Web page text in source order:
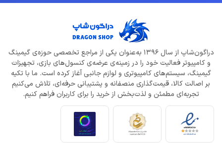
دراگون‌شاپ از سال 1396 به‌عنوان یکی از مراجع تخصصی حوزه‌ی گیمینگ
و کامپیوتر فعالیت خود را در زمینه‌ی عرضه‌ی کنسول‌های بازی، تجهیزات
گیمینگ، سیستم‌های کامپیوتری و لوازم جانبی آغاز کرده است. ما با تکیه
بر اصالت کالا، قیمت‌گذاری منصفانه و پشتیبانی حرفه‌ای، تلاش می‌کنیم
تجربه‌ای مطمئن و لذت‌بخش از خرید را برای کاربران فراهم کنیم.